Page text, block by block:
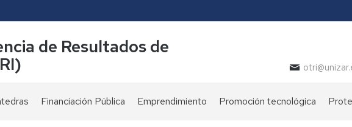
de Resultados de
Financiación Pública Emprendimiento Promoción tecnológica